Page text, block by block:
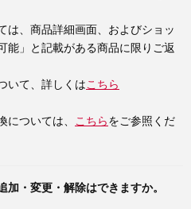
は、商品詳細画面、およびショッ
能」と記載がある商品に限りご返
いて、詳しくはこちら
については、 こちら をご参照くだ
加・変更・解除はできますか。